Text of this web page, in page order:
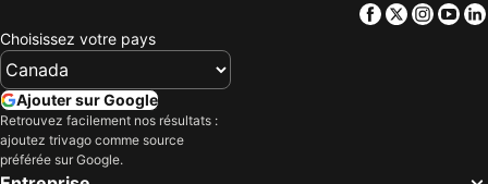
Facebook
Twitter
Choisissez votre pays
Ajouter sur Google
Retrouvez facilement nos résultats :
ajoutez trivago comme source
préférée sur Google.